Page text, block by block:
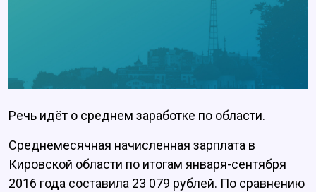
Речь идёт о среднем заработке по области.
Среднемесячная начисленная зарплата в
Кировской области по итогам января-сентября
2016 года составила 23 079 рублей. По сравнению